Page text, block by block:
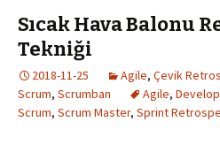
Sıcak Hava Balonu
Tekniği
2018-11-25 Agile, Çevik
Scrum, Scrumban Agile,
Scrum, Scrum Master, Sprint